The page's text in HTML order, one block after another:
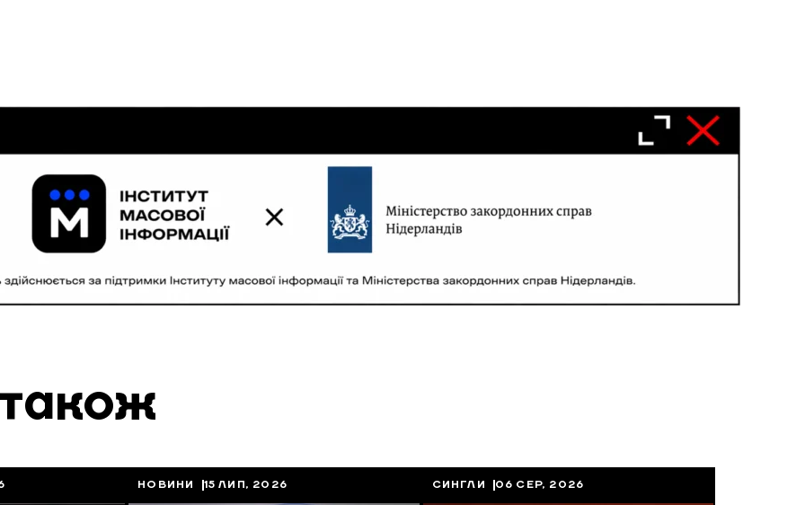
НОВИНИ 15 ЛИП, 2026 СИНГЛИ 06 СЕР, 2026